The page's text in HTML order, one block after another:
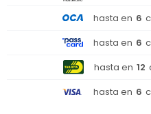
hasta en 6
hasta en 6
hasta en 12
hasta en 6